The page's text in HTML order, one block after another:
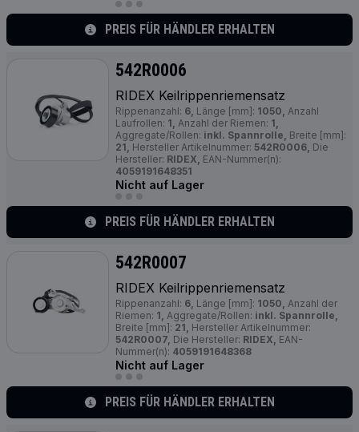
PREIS FÜR HÄNDLER ERHALTEN
542R0006
RIDEX Keilrippenriemensatz
Rippenanzahl: 6, Länge [mm]: 1050, Anzahl
Laufrollen: 1, Anzahl der Riemen: 1,
Aggregate/Rollen: inkl. Spannrolle, Breite [mm]:
21, Hersteller Artikelnummer: 542R0006, Die
Hersteller: RIDEX, EAN-Nummer(n):
4059191648351
Nicht auf Lager
PREIS FÜR HÄNDLER ERHALTEN
542R0007
RIDEX Keilrippenriemensatz
Rippenanzahl: 6, Länge [mm]: 1050, Anzahl der
Riemen: 1, Aggregate/Rollen: inkl. Spannrolle,
Breite [mm]: 21, Hersteller Artikelnummer:
542R0007, Die Hersteller: RIDEX, EAN-
Nummer(n): 4059191648368
Nicht auf Lager
PREIS FÜR HÄNDLER ERHALTEN